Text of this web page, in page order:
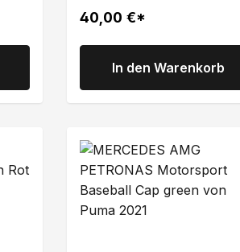
40,00 €*
In den Warenkorb